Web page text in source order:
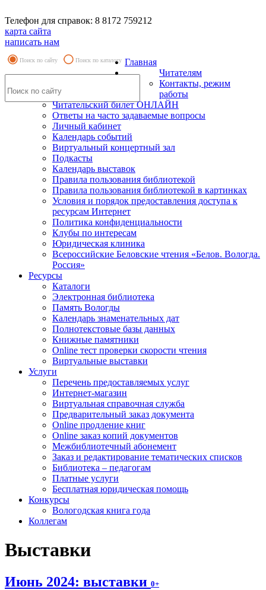
Телефон для справок: 8 8172 759212
карта сайта
написать нам
Поиск по сайту Поиск по каталогу Главная
Читателям
Контакты, режим
работы
Читательский билет ОНЛАЙН
Ответы на часто задаваемые вопросы
Личный кабинет
Календарь событий
Виртуальный концертный зал
Подкасты
Календарь выставок
Правила пользования библиотекой
Правила пользования библиотекой в картинках
Условия и порядок предоставления доступа к
ресурсам Интернет
Политика конфиденциальности
Клубы по интересам
Юридическая клиника
Всероссийские Беловские чтения «Белов. Вологда.
Россия»
Ресурсы
Каталоги
Электронная библиотека
Память Вологды
Календарь знаменательных дат
Полнотекстовые базы данных
Книжные памятники
Online тест проверки скорости чтения
Виртуальные выставки
Услуги
Перечень предоставляемых услуг
Интернет-магазин
Виртуальная справочная служба
Предварительный заказ документа
Online продление книг
Online заказ копий документов
Межбиблиотечный абонемент
Заказ и редактирование тематических списков
Библиотека – педагогам
Платные услуги
Бесплатная юридическая помощь
Конкурсы
Вологодская книга года
Коллегам
Выставки
Июнь 2024: выставки 0+